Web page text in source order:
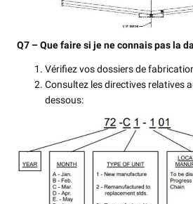
Q7 – Que faire si je ne connais pas la
Vérifiez vos dossiers de
Consultez les directives relatives
dessous: